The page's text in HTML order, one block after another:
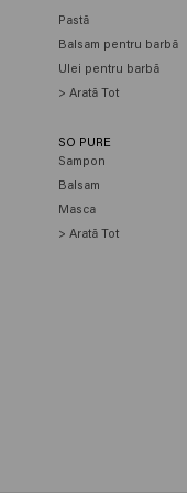
Pastă
Balsam pentru barbă
Ulei pentru barbă
> Arată Tot
SO PURE
Sampon
Balsam
Masca
> Arată Tot